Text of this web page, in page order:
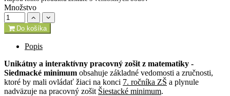
Množstvo
Do košíka
Popis
Unikátny a interaktívny pracovný zošit z matematiky -
Siedmacké minimum obsahuje základné vedomosti a zručnosti,
ktoré by mali ovládať žiaci na konci 7. ročníka ZŠ a plynule
nadväzuje na pracovný zošit Šiestacké minimum.